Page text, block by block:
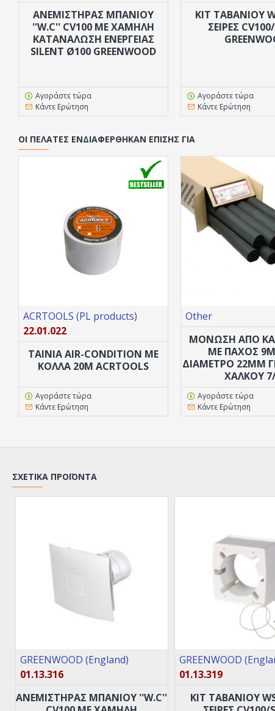
ANΕΜΙΣΤΗΡΑΣ ΜΠΑΝΙΟΥ
''W.C'' CV100 ΜΕ ΧΑΜΗΛΉ
ΚΑΤΑΝΆΛΩΣΗ ΕΝΈΡΓΕΙΑΣ
SILENT Ø100 GREENWOOD
Αγοράστε τώρα
Κάντε Ερώτηση
ΚΙΤ ΤΑΒΑΝΙΟΥ
ΣΕΙΡΕΣ
Αγοράστε τώρα
Κάντε Ερώτηση
ΟΙ ΠΕΛΆΤΕΣ ΕΝΔΙΑΦΈΡΘΗΚΑΝ ΕΠΊΣΗΣ ΓΙΑ
ACRTOOLS (PL products)
22.01.022
ΤΑΙΝΙΑ AIR-CONDITION ΜΕ
ΚΟΛΛΑ 20M ACRTOOLS
Αγοράστε τώρα
Κάντε Ερώτηση
Other
ΜΌΝΩΣΗ ΑΠΟ
ΜΕ ΠΆΧΟΣ
ΔΙΆΜΕΤΡΟ 22MM
ΧΑΛΚΟΎ
Αγοράστε τώρα
Κάντε Ερώτηση
ΣΧΕΤΙΚΆ ΠΡΟΪΌΝΤΑ
GREENWOOD (England)
01.13.316
ANΕΜΙΣΤΗΡΑΣ ΜΠΑΝΙΟΥ ''W.C''
GREENWOOD
01.13.319
ΚΙΤ ΤΑΒΑΝΙΟΥ